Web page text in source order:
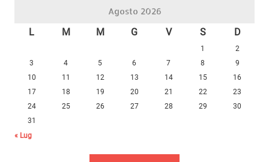
Agosto 2026
L M M G V S D
1
2
3
4 5 6 7 8
9
10
11 12 13 14 15
16
17
18 19 20 21 22
23
24
25 26 27 28 29
30
31
« Lug